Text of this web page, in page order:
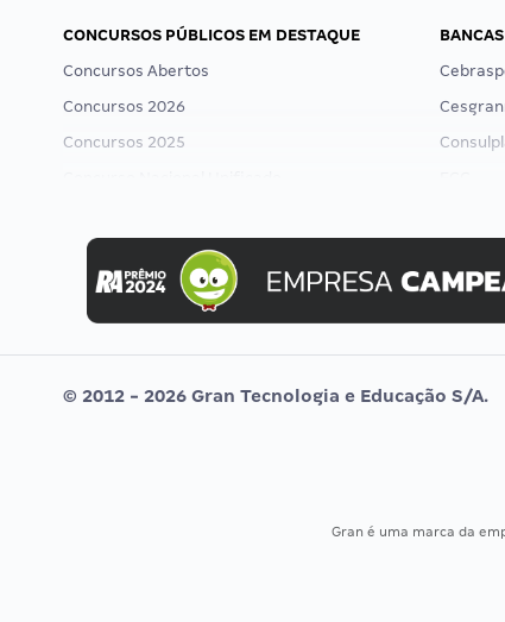
CONCURSOS PÚBLICOS EM DESTAQUE
Concursos Abertos
Concursos 2026
Concursos 2025
Concurso MPU
Editais publicados
Selecon
Uniase
Vunesp
© 2012 - 2026 Gran Tecnologia e Educação S/A.
Gran é uma marca da